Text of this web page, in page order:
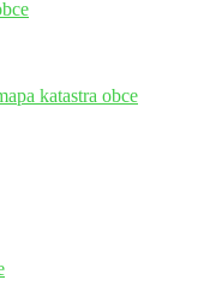
katastra obce